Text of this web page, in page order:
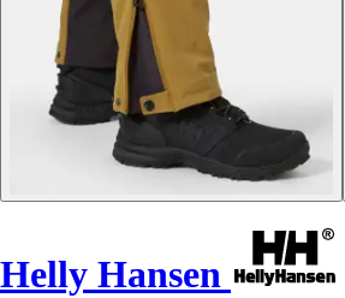
Helly Hansen